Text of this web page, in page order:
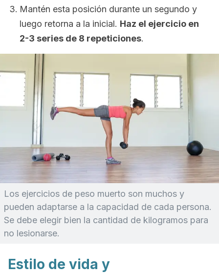
Mantén esta posición durante un segundo y
luego retorna a la inicial. Haz el ejercicio en
2-3 series de 8 repeticiones.
Los ejercicios de peso muerto son muchos y
pueden adaptarse a la capacidad de cada persona.
Se debe elegir bien la cantidad de kilogramos para
no lesionarse.
Estilo de vida y